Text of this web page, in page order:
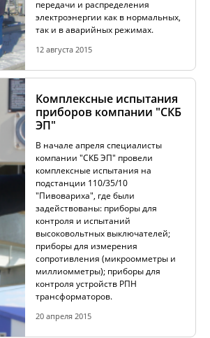
передачи и распределения
электроэнергии как в нормальных,
так и в аварийных режимах.
12 августа 2015
Комплексные испытания
приборов компании "СКБ
ЭП"
В начале апреля специалисты
компании "СКБ ЭП" провели
комплексные испытания на
подстанции 110/35/10
"Пивовариха", где были
задействованы: приборы для
контроля и испытаний
высоковольтных выключателей;
приборы для измерения
сопротивления (микроомметры и
миллиомметры); приборы для
контроля устройств РПН
трансформаторов.
20 апреля 2015